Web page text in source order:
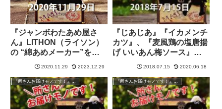
『ジャンボわたあめ屋さ
ん』LITHON（ライソン）
の “綿あめメーカー”を紹
介【所さんお届けモノで
2020.11.29 2023.12.29
『じあじあ』『イカメンチ
カツ』、『麦風鶏の塩唐揚
げ いいあん梅ソース』
『峠の釜めし』『磯部ガー
モノです！】
2018.07.15 2020.06.18
『所さんお届けモノです！』過去の紹介品 『所さんお届けモノです！』過去の紹介品